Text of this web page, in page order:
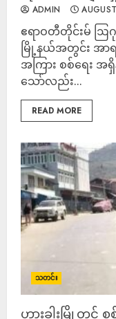
ADMIN
ဧရာဝတီတိုင်းမ် ‎ဩ
မြို့နယ်အတွင်း အာ
အကြား စစ်ရေး
သော်လည်း...
READ MORE
သတင်း
ဟားခါးမြို့တွင်